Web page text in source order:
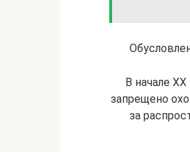
В начале
запрещено
за